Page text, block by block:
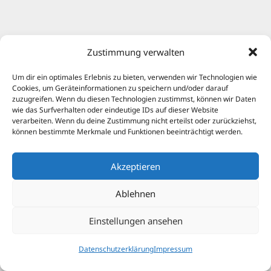
Zustimmung verwalten
Um dir ein optimales Erlebnis zu bieten, verwenden wir Technologien wie
Cookies, um Geräteinformationen zu speichern und/oder darauf
zuzugreifen. Wenn du diesen Technologien zustimmst, können wir Daten
wie das Surfverhalten oder eindeutige IDs auf dieser Website
verarbeiten. Wenn du deine Zustimmung nicht erteilst oder zurückziehst,
können bestimmte Merkmale und Funktionen beeinträchtigt werden.
Akzeptieren
Ablehnen
Einstellungen ansehen
DatenschutzerklärungImpressum